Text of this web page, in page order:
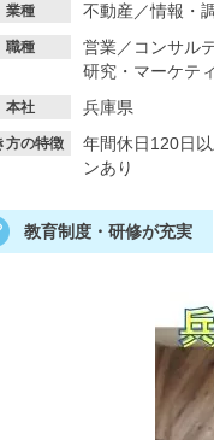
業種 不動産／情報・
職種 営業／ コンサル
研究・マーケテ
本社 兵庫県
方の特徴 年間休日120日以
ンあり
教育制度・研修が充実